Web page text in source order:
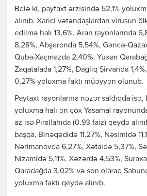
Belə ki, paytaxt ərzisində 52,1%
alınıb. Xarici vətəndaşlardan virusun
edilmə halı 13,6%, Aran rayonlarında
8,28%, Abşeronda 5,54%, Gəncə-
Quba-Xaçmazda 2,40%, Yuxarı
Zaqatalada 1,27%, Dağlıq Şirvanda
0,27% yoluxma faktı müəyyən olunub.
Paytaxt rayonlarına nəzər saldıqda
yoluxma halı ən çox Yasamal
az isə Pirallahıda (0.93 faiz) qeydə
başqa, Binəqədidə 11,27%, Nəsimidə
Nərimanovda 6,27%, Xətaidə 5,37%,
Nizamidə 5,11%, Xəzərdə 4,53%,
Qaradağda 3,02% və son olaraq
yoluxma faktı qeydə alınıb.